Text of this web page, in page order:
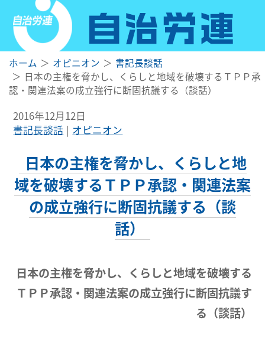
ホーム オピニオン
書記長談話
日本の主権を脅かし、くらしと地域を破壊するＴＰＰ承
認・関連法案の成立強行に断固抗議する（談話）
2016年12月12日
書記長談話
オピニオン
日本の主権を脅かし、くらしと地
域を破壊するＴＰＰ承認・関連法案
の成立強行に断固抗議する（談
話）
日本の主権を脅かし、くらしと地域を破壊する
ＴＰＰ承認・関連法案の成立強行に断固抗議す
る（談話）